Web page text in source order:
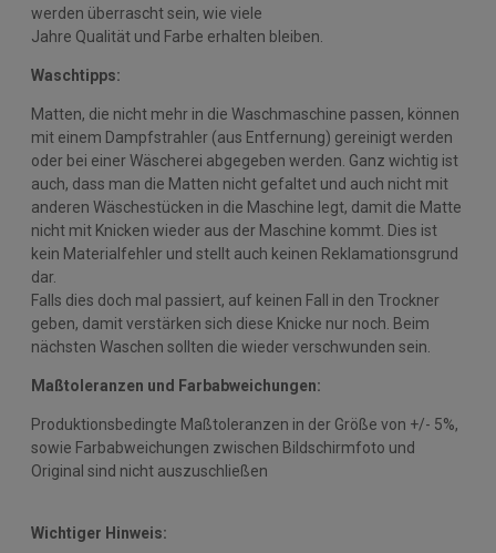
werden überrascht sein, wie viele
Jahre Qualität und Farbe erhalten bleiben.
Waschtipps:
Matten, die nicht mehr in die Waschmaschine passen, können
mit einem Dampfstrahler (aus Entfernung) gereinigt werden
oder bei einer Wäscherei abgegeben werden. Ganz wichtig ist
auch, dass man die Matten nicht gefaltet und auch nicht mit
anderen Wäschestücken in die Maschine legt, damit die Matte
nicht mit Knicken wieder aus der Maschine kommt. Dies ist
kein Materialfehler und stellt auch keinen Reklamationsgrund
dar.
Falls dies doch mal passiert, auf keinen Fall in den Trockner
geben, damit verstärken sich diese Knicke nur noch. Beim
nächsten Waschen sollten die wieder verschwunden sein.
Maßtoleranzen und Farbabweichungen:
Produktionsbedingte Maßtoleranzen in der Größe von +/- 5%,
sowie Farbabweichungen zwischen Bildschirmfoto und
Original sind nicht auszuschließen
Wichtiger Hinweis: